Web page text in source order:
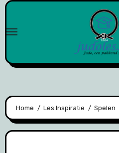
Naar
inhoud
Home Les Inspiratie Spelen